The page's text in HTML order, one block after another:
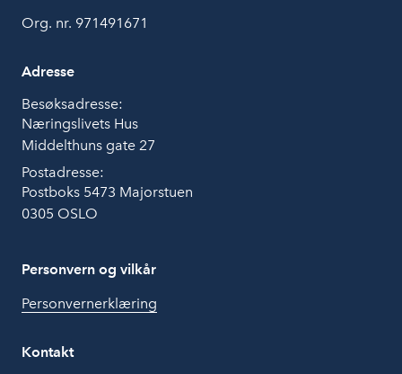
Org. nr. 971491671
Adresse
Besøksadresse:
Næringslivets Hus
Middelthuns gate 27
Postadresse:
Postboks 5473 Majorstuen
0305 OSLO
Personvern og vilkår
Personvernerklæring
Kontakt